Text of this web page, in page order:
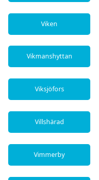
Viken
Vikmanshyttan
Viksjöfors
Villshärad
Vimmerby